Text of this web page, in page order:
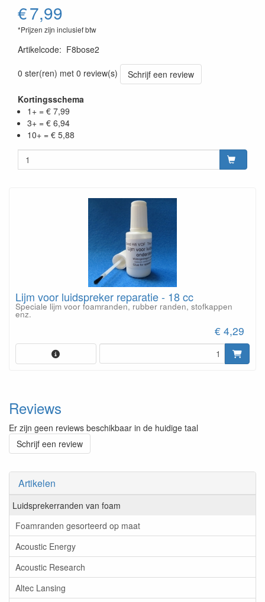
Artikelen
Luidsprekerranden van foam
Foamranden gesorteerd op maat
Acoustic Energy
Acoustic Research
Altec Lansing
€7,99
*Prijzen zijn inclusief btw
Artikelcode: F8bose2
0 ster(ren) met 0 review(s)
Schrijf een review
Kortingsschema
1+ = € 7,99
3+ = € 6,94
10+ = € 5,88
Lijm voor luidspreker reparatie - 18 cc
Speciale lijm voor foamranden, rubber randen, stofkappen
enz.
€ 4,29
Reviews
Er zijn geen reviews beschikbaar in de huidige taal
Schrijf een review